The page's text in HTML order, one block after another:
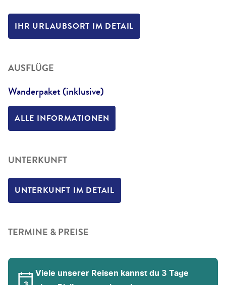
IHR URLAUBSORT IM DETAIL
AUSFLÜGE
Wanderpaket (inklusive)
ALLE INFORMATIONEN
UNTERKUNFT
UNTERKUNFT IM DETAIL
TERMINE & PREISE
Viele unserer Reisen kannst du 3 Tage